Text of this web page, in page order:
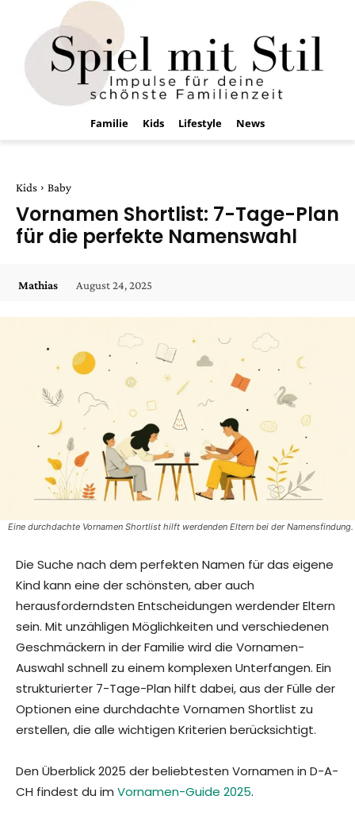
Familie Kids Lifestyle News
Kids Baby
Vornamen Shortlist: 7-Tage-Plan
für die perfekte Namenswahl
Mathias August 24, 2025
Eine durchdachte Vornamen Shortlist hilft werdenden Eltern bei der Namensfindung.
Die Suche nach dem perfekten Namen für das eigene
Kind kann eine der schönsten, aber auch
herausforderndsten Entscheidungen werdender Eltern
sein. Mit unzähligen Möglichkeiten und verschiedenen
Geschmäckern in der Familie wird die Vornamen-
Auswahl schnell zu einem komplexen Unterfangen. Ein
strukturierter 7-Tage-Plan hilft dabei, aus der Fülle der
Optionen eine durchdachte Vornamen Shortlist zu
erstellen, die alle wichtigen Kriterien berücksichtigt.
Den Überblick 2025 der beliebtesten Vornamen in D-A-
CH findest du im Vornamen-Guide 2025.